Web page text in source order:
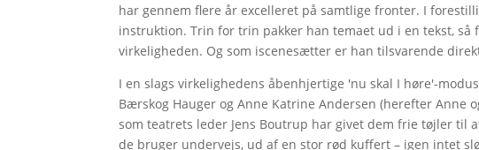
har gennem flere år excelleret på samtlige fronter. I
instruktion. Trin for trin pakker han temaet ud i en tekst, så
virkeligheden. Og som iscenesætter er han tilsvarende
I en slags virkelighedens åbenhjertige 'nu skal I høre'-
Bærskog Hauger og Anne Katrine Andersen (herefter Anne
som teatrets leder Jens Boutrup har givet dem frie tøjler til
de bruger undervejs, ud af en stor rød kuffert – igen intet